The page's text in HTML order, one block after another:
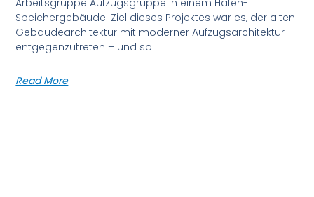
Speichergebäude. Ziel dieses Projektes war es, der alten
Gebäudearchitektur mit moderner Aufzugsarchitektur
entgegenzutreten – und so
Read More